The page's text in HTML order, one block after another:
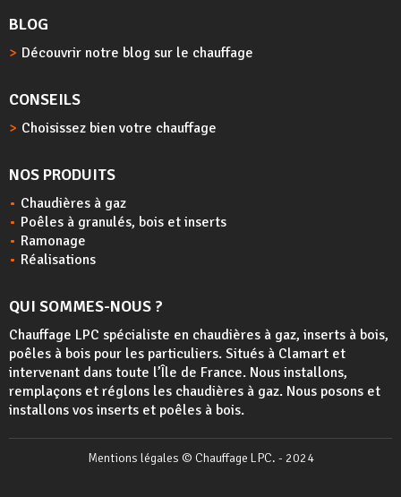
BLOG
Découvrir notre blog sur le chauffage
CONSEILS
Choisissez bien votre chauffage
NOS PRODUITS
Chaudières à gaz
Poêles à granulés, bois et inserts
Ramonage
Réalisations
QUI SOMMES-NOUS ?
Chauffage LPC spécialiste en chaudières à gaz, inserts à bois,
poêles à bois pour les particuliers. Situés à Clamart et
intervenant dans toute l’Île de France. Nous installons,
remplaçons et réglons les chaudières à gaz. Nous posons et
installons vos inserts et poêles à bois.
Mentions légales © Chauffage LPC. - 2024